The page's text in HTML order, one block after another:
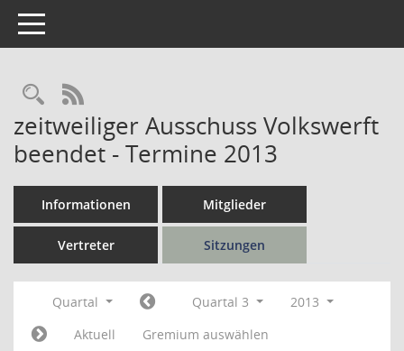
Toggle navigation
Rechercheauswahl
RSS-Feed
zeitweiliger Ausschuss Volkswerft
beendet - Termine 2013
Informationen Mitglieder
Vertreter Sitzungen
Quartal Quartal 3
2013
Aktuell
Gremium auswählen